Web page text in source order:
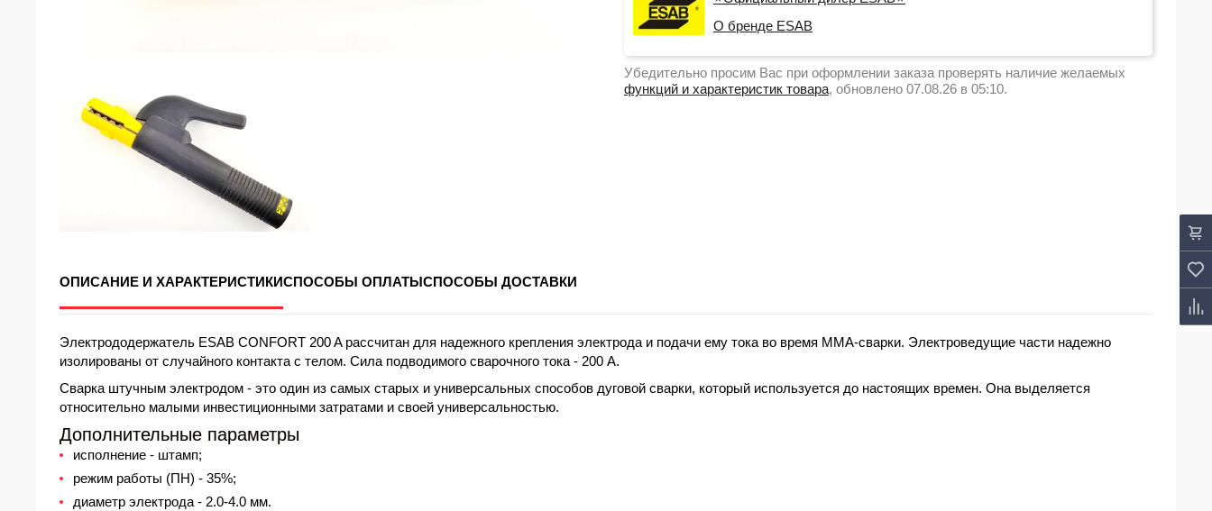
О бренде ESAB
Убедительно просим Вас при оформлении заказа проверять наличие желаемых
функций и характеристик товара, обновлено 07.08.26 в 05:10.
ОПИСАНИЕ И ХАРАКТЕРИСТИКИСПОСОБЫ ОПЛАТЫСПОСОБЫ ДОСТАВКИ
Электрододержатель ESAB CONFORT 200 A рассчитан для надежного крепления электрода и подачи ему тока во время MMA-сварки. Электроведущие части надежно
изолированы от случайного контакта с телом. Сила подводимого сварочного тока - 200 А.
Сварка штучным электродом - это один из самых старых и универсальных способов дуговой сварки, который используется до настоящих времен. Она выделяется
относительно малыми инвестиционными затратами и своей универсальностью.
Дополнительные параметры
исполнение - штамп;
режим работы (ПН) - 35%;
диаметр электрода - 2.0-4.0 мм.